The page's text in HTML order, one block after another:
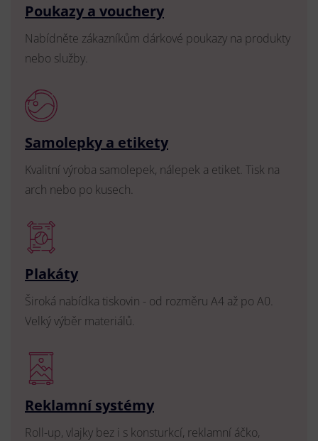
Poukazy a vouchery
Nabídněte zákazníkům dárkové poukazy na produkty
nebo služby.
Samolepky a etikety
Kvalitní výroba samolepek, nálepek a etiket. Tisk na
arch nebo po kusech.
Plakáty
Široká nabídka tiskovin - od rozměru A4 až po A0.
Velký výběr materiálů.
Reklamní systémy
Roll-up, vlajky bez i s konsturkcí, reklamní áčko,